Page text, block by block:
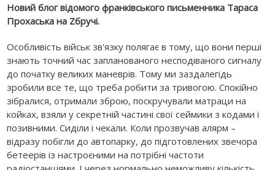
Новий блог відомого франківського письменника Тараса
Прохаська на Zбручі.
Особливість військ зв'язку полягає в тому, що вони перші
знають точний час запланованого несподіваного сигналу
до початку великих маневрів. Тому ми заздалегідь
зробили все те, що треба робити за тривогою. Спокійно
зібралися, отримали зброю, поскручували матраци на
койках, взяли у секретній частині свої сеймики з кодами і
позивними. Сиділи і чекали. Коли прозвучав алярм –
відразу побігли до автопарку, до підготовлених звечора
бетеерів із настроєними на потрібні частоти